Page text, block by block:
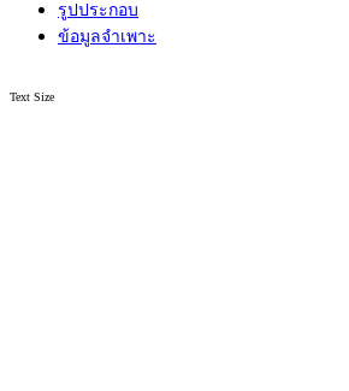
รูปประกอบ
ข้อมูลจำเพาะ
Text Size